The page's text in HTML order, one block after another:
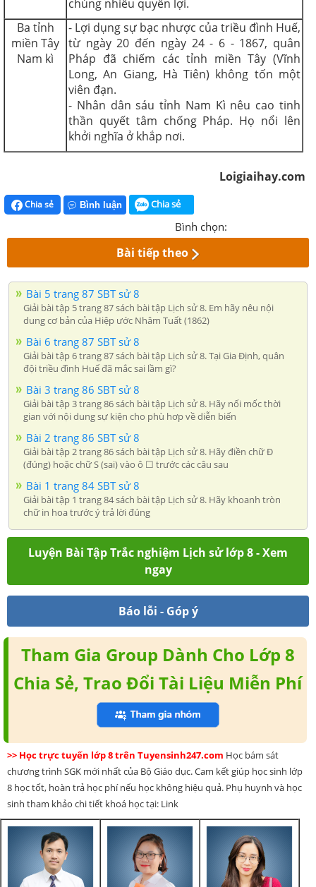
chúng nhiều quyền lợi.
Ba tỉnh
miền Tây
Nam kì
- Lợi dụng sự bạc nhược của triều đình Huế,
từ ngày 20 đến ngày 24 - 6 - 1867, quân
Pháp đã chiếm các tỉnh miền Tây (Vĩnh
Long, An Giang, Hà Tiên) không tốn một
viên đạn.
- Nhân dân sáu tỉnh Nam Kì nêu cao tinh
thần quyết tâm chống Pháp. Họ nổi lên
khởi nghĩa ở khắp nơi.
Loigiaihay.com
Chia sẻ Bình luận Chia sẻ
Bình chọn:
Bài tiếp theo
Bài 5 trang 87 SBT sử 8
Giải bài tập 5 trang 87 sách bài tập Lịch sử 8. Em hãy nêu nội
dung cơ bản của Hiệp ước Nhâm Tuất (1862)
Bài 6 trang 87 SBT sử 8
Giải bài tập 6 trang 87 sách bài tập Lịch sử 8. Tại Gia Định, quân
đội triều đình Huế đã mắc sai lầm gì?
Bài 3 trang 86 SBT sử 8
Giải bài tập 3 trang 86 sách bài tập Lịch sử 8. Hãy nối mốc thời
gian với nội dung sự kiện cho phù hơp về diễn biến
Bài 2 trang 86 SBT sử 8
Giải bài tập 2 trang 86 sách bài tập Lịch sử 8. Hãy điền chữ Đ
(đúng) hoặc chữ S (sai) vào ô ☐ trước các câu sau
Bài 1 trang 84 SBT sử 8
Giải bài tập 1 trang 84 sách bài tập Lịch sử 8. Hãy khoanh tròn
chữ in hoa trước ý trả lời đúng
Luyện Bài Tập Trắc nghiệm Lịch sử lớp 8 - Xem
ngay
Báo lỗi - Góp ý
Tham Gia Group Dành Cho Lớp 8
Chia Sẻ, Trao Đổi Tài Liệu Miễn Phí
>> Học trực tuyến lớp 8 trên Tuyensinh247.com Học bám sát
chương trình SGK mới nhất của Bộ Giáo dục. Cam kết giúp học sinh lớp
8 học tốt, hoàn trả học phí nếu học không hiệu quả. Phụ huynh và học
sinh tham khảo chi tiết khoá học tại: Link